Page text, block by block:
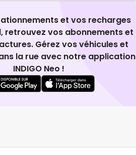
et vos recharges
retrouvez vos abonnements et
Gérez vos véhicules et
la rue avec notre application
INDIGO Neo !